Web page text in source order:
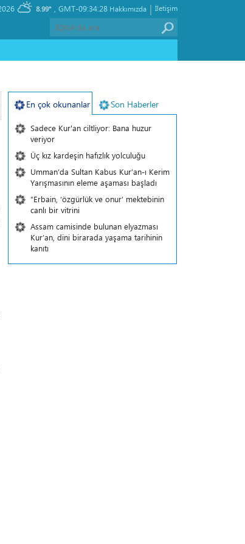
GMT-09:34:28
8.99° İletişim
|
Hakkımızda
En çok okunanlar Son Haberler
Sadece Kur'an ciltliyor: Bana huzur
veriyor
Üç kız kardeşin hafızlık yolculuğu
Umman’da Sultan Kabus Kur’an-ı Kerim
Yarışmasının eleme aşaması başladı
“Erbain, ‘özgürlük ve onur’ mektebinin
canlı bir vitrini
Assam camisinde bulunan elyazması
Kur’an, dini birarada yaşama tarihinin
kanıtı